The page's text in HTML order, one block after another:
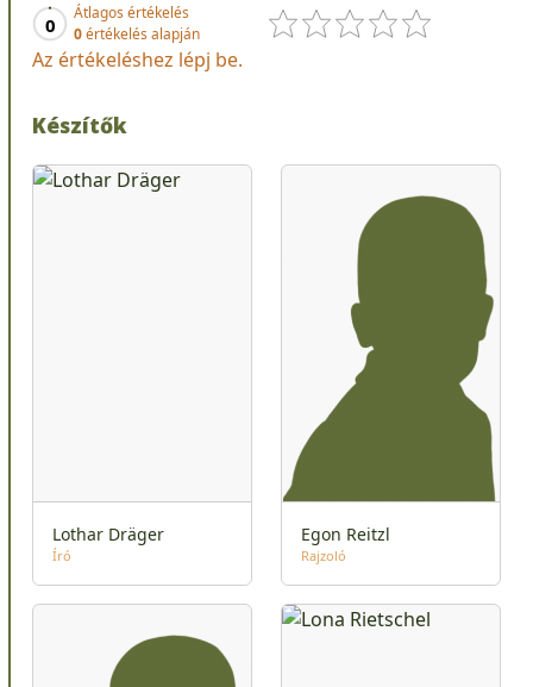
0
Átlagos értékelés
0értékelés alapján
Az értékeléshez lépj be.
Készítők
Lothar Dräger
Író
Egon Reitzl
Rajzoló